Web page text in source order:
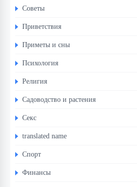
Советы
Приветствия
Приметы и сны
Психология
Религия
Садоводство и растения
Секс
translated name
Спорт
Финансы